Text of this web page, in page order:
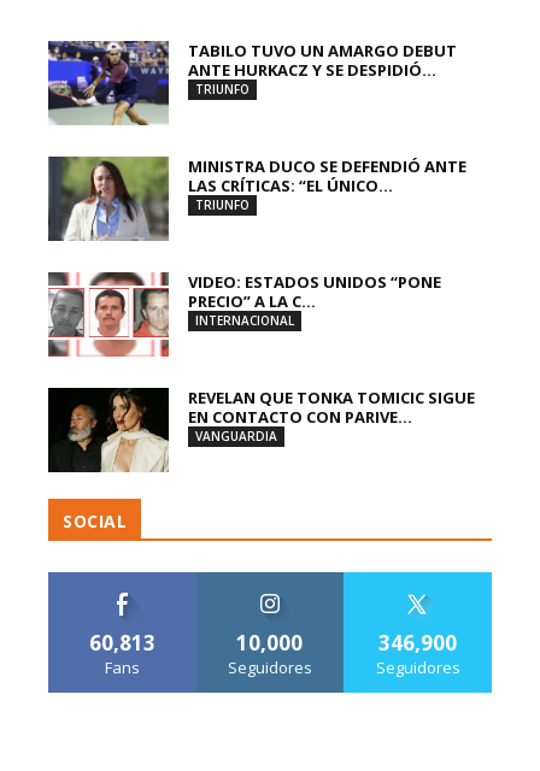
TABILO TUVO UN AMARGO DEBUT
ANTE HURKACZ Y SE DESPIDIÓ...
TRIUNFO
MINISTRA DUCO SE DEFENDIÓ ANTE
LAS CRÍTICAS: “EL ÚNICO...
TRIUNFO
VIDEO: ESTADOS UNIDOS “PONE
PRECIO” A LA C...
INTERNACIONAL
REVELAN QUE TONKA TOMICIC SIGUE
EN CONTACTO CON PARIVE...
VANGUARDIA
SOCIAL
60,813
Fans
10,000
Seguidores
346,900
Seguidores